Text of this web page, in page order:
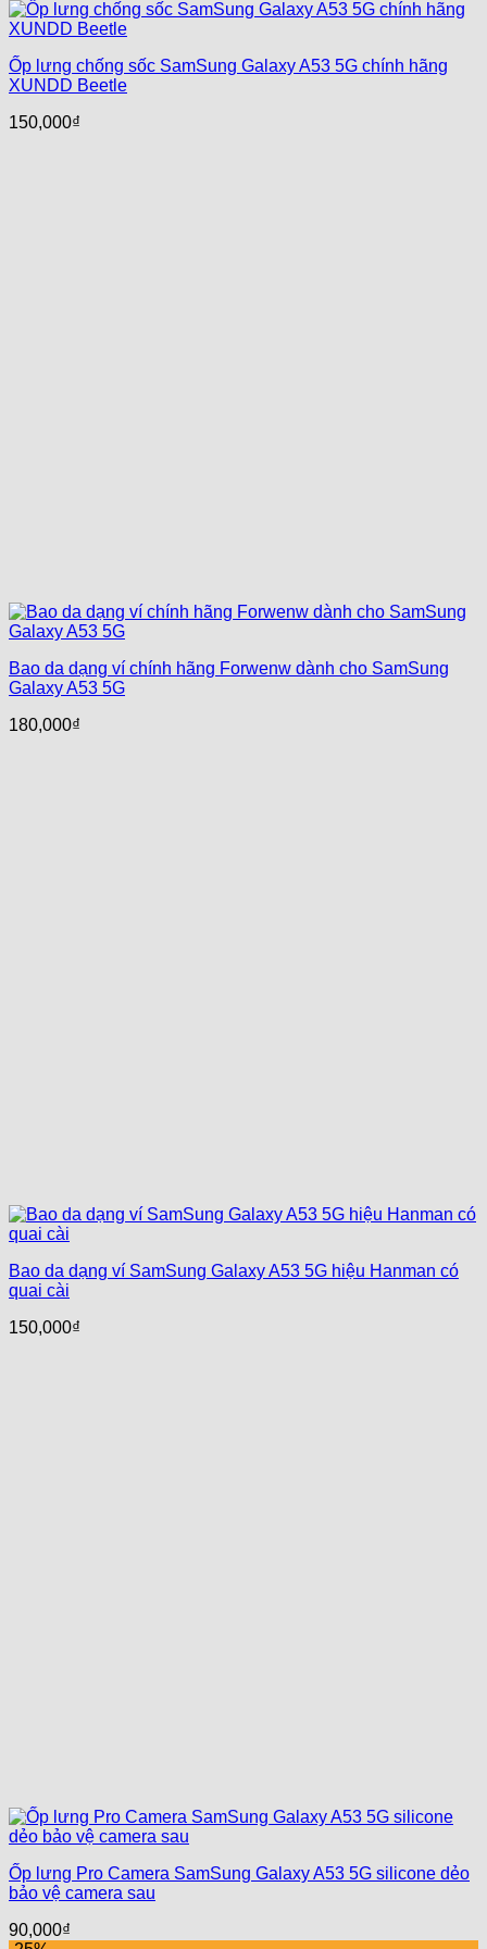
Ốp lưng chống sốc SamSung Galaxy A53 5G chính hãng
XUNDD Beetle
150,000₫
Bao da dạng ví chính hãng Forwenw dành cho SamSung
Galaxy A53 5G
180,000₫
Bao da dạng ví SamSung Galaxy A53 5G hiệu Hanman có
quai cài
150,000₫
Ốp lưng Pro Camera SamSung Galaxy A53 5G silicone dẻo
bảo vệ camera sau
90,000₫